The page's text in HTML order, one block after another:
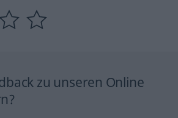
zu unseren Online